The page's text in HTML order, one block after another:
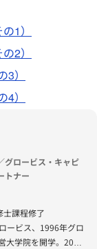
1）
2）
）
）
ロービス・キャピ
トナー
士課程修了
ービス、1996年グロ
学院を開学。2008